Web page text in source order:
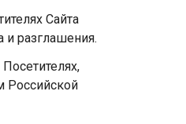
Сайта
и разглашения.
Российской